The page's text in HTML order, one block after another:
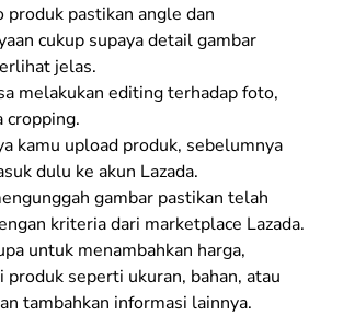
produk pastikan angle dan
cukup supaya detail gambar
jelas.
melakukan editing terhadap foto,
cropping.
kamu upload produk, sebelumnya
dulu ke akun Lazada.
gambar pastikan telah
kriteria dari marketplace Lazada.
untuk menambahkan harga,
produk seperti ukuran, bahan, atau
tambahkan informasi lainnya.